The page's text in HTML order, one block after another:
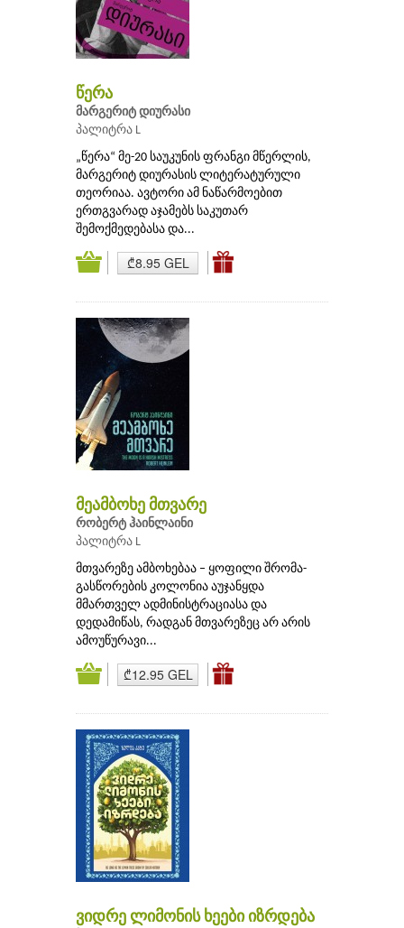
წერა
მარგერიტ დიურასი
პალიტრა L
„წერა“ მე-20 საუკუნის ფრანგი მწერლის,
მარგერიტ დიურასის ლიტერატურული
თეორიაა. ავტორი ამ ნაწარმოებით
ერთგვარად აჯამებს საკუთარ
შემოქმედებასა და...
₾8.95 GEL
მეამბოხე მთვარე
რობერტ ჰაინლაინი
პალიტრა L
მთვარეზე ამბოხებაა – ყოფილი შრომა-
გასწორების კოლონია აუჯანყდა
მმართველ ადმინისტრაციასა და
დედამიწას, რადგან მთვარეზეც არ არის
ამოუწურავი...
₾12.95 GEL
ვიდრე ლიმონის ხეები იზრდება